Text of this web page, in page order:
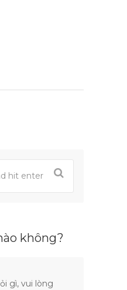
không?
gì, vui lòng